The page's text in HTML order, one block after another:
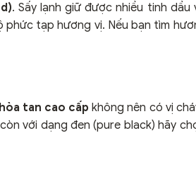
. Sấy lạnh giữ được nhiều tinh dầu
tạp hương vị. Nếu bạn tìm
tan cao cấp không nên có vị
với dạng đen (pure black) hãy